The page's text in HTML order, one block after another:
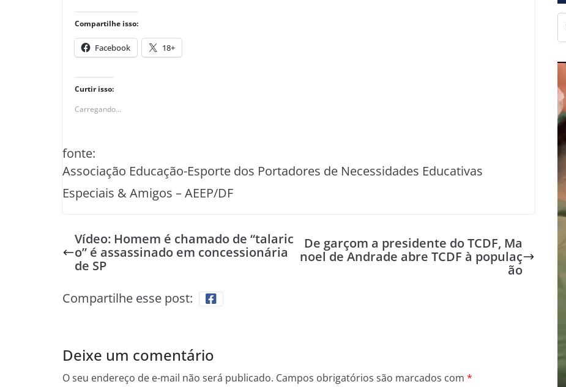
Compartilhe isso:
Facebook 18+
Curtir isso:
Carregando...
fonte:
Associação Educação-Esporte dos Portadores de Necessidades Educativas
Especiais & Amigos – AEEP/DF
Vídeo: Homem é chamado de “talaric
o” é assassinado em concessionária
de SP
De garçom a presidente do TCDF, Ma
noel de Andrade abre TCDF à populaç
ão
Compartilhe esse post:
Deixe um comentário
O seu endereço de e-mail não será publicado. Campos obrigatórios são marcados com *